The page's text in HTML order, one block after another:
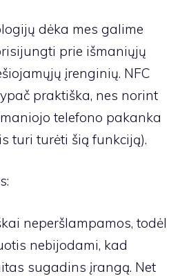
dėka mes galime
prie išmaniųjų
įrenginių. NFC
praktiška, nes norint
telefono pakanka
turi turėti šią funkciją).
neperšlampamos, todėl
nebijodami, kad
sugadins įrangą. Net